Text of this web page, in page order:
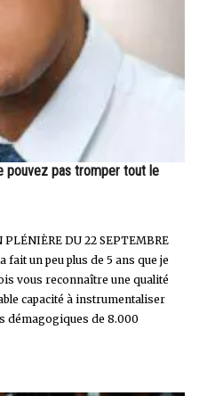
pouvez pas tromper tout le
DU 22 SEPTEMBRE
fait un peu plus de 5 ans que je
vous reconnaître une qualité
capacité à instrumentaliser
démagogiques de 8.000